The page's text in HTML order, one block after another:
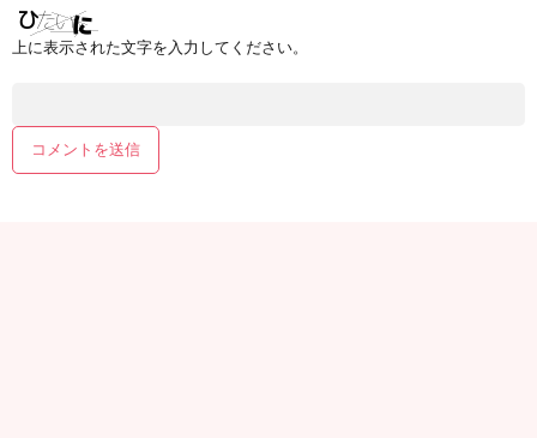
上に表示された文字を入力してください。